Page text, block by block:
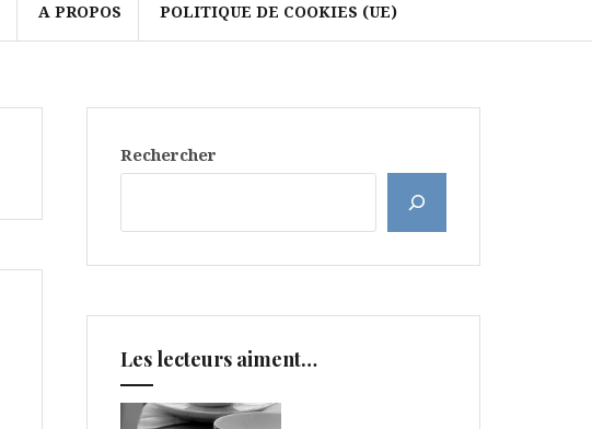
A PROPOS POLITIQUE DE COOKIES (UE)
Rechercher
Les lecteurs aiment…